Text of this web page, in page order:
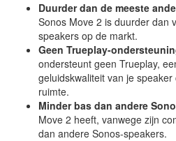
Duurder dan de meeste
Sonos Move 2 is duurder dan
speakers op de markt.
Geen Trueplay-
ondersteunt geen Trueplay,
geluidskwaliteit van je
ruimte.
Minder bas dan andere
Move 2 heeft, vanwege zijn
dan andere Sonos-speakers.